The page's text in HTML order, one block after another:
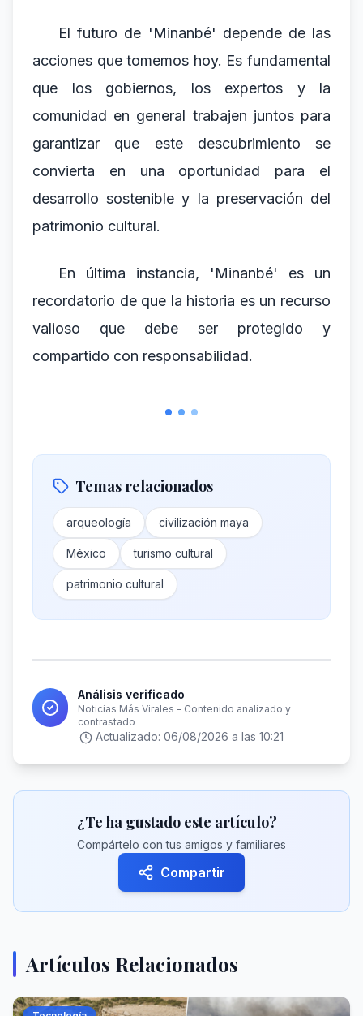
El futuro de 'Minanbé' depende de las
acciones que tomemos hoy. Es fundamental
que los gobiernos, los expertos y la
comunidad en general trabajen juntos para
garantizar que este descubrimiento se
convierta en una oportunidad para el
desarrollo sostenible y la preservación del
patrimonio cultural.
En última instancia, 'Minanbé' es un
recordatorio de que la historia es un recurso
valioso que debe ser protegido y
compartido con responsabilidad.
Temas relacionados
arqueología civilización maya
México turismo cultural
patrimonio cultural
Análisis verificado
Noticias Más Virales - Contenido analizado y
contrastado
Actualizado: 06/08/2026 a las 10:21
¿Te ha gustado este artículo?
Compártelo con tus amigos y familiares
Compartir
Artículos Relacionados